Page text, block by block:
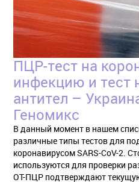
ПЦР-тест на
инфекцию и тест
антител –
Геномикс
В данный момент в нашем
различные типы тестов для
коронавирусом SARS-CoV-2.
используются для проверки
ОТ-ПЦР подтверждают